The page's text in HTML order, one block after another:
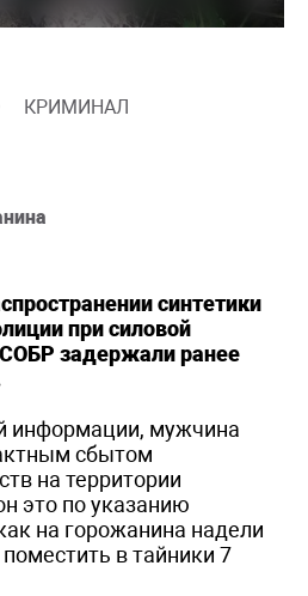
КРИМИНАЛ
синтетики
при силовой
задержали ранее
информации, мужчина
сбытом
на территории
это по указанию
на горожанина надели
в тайники 7